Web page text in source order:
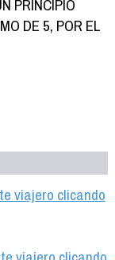
PRINCIPIO
DE 5, POR EL
viajero clicando